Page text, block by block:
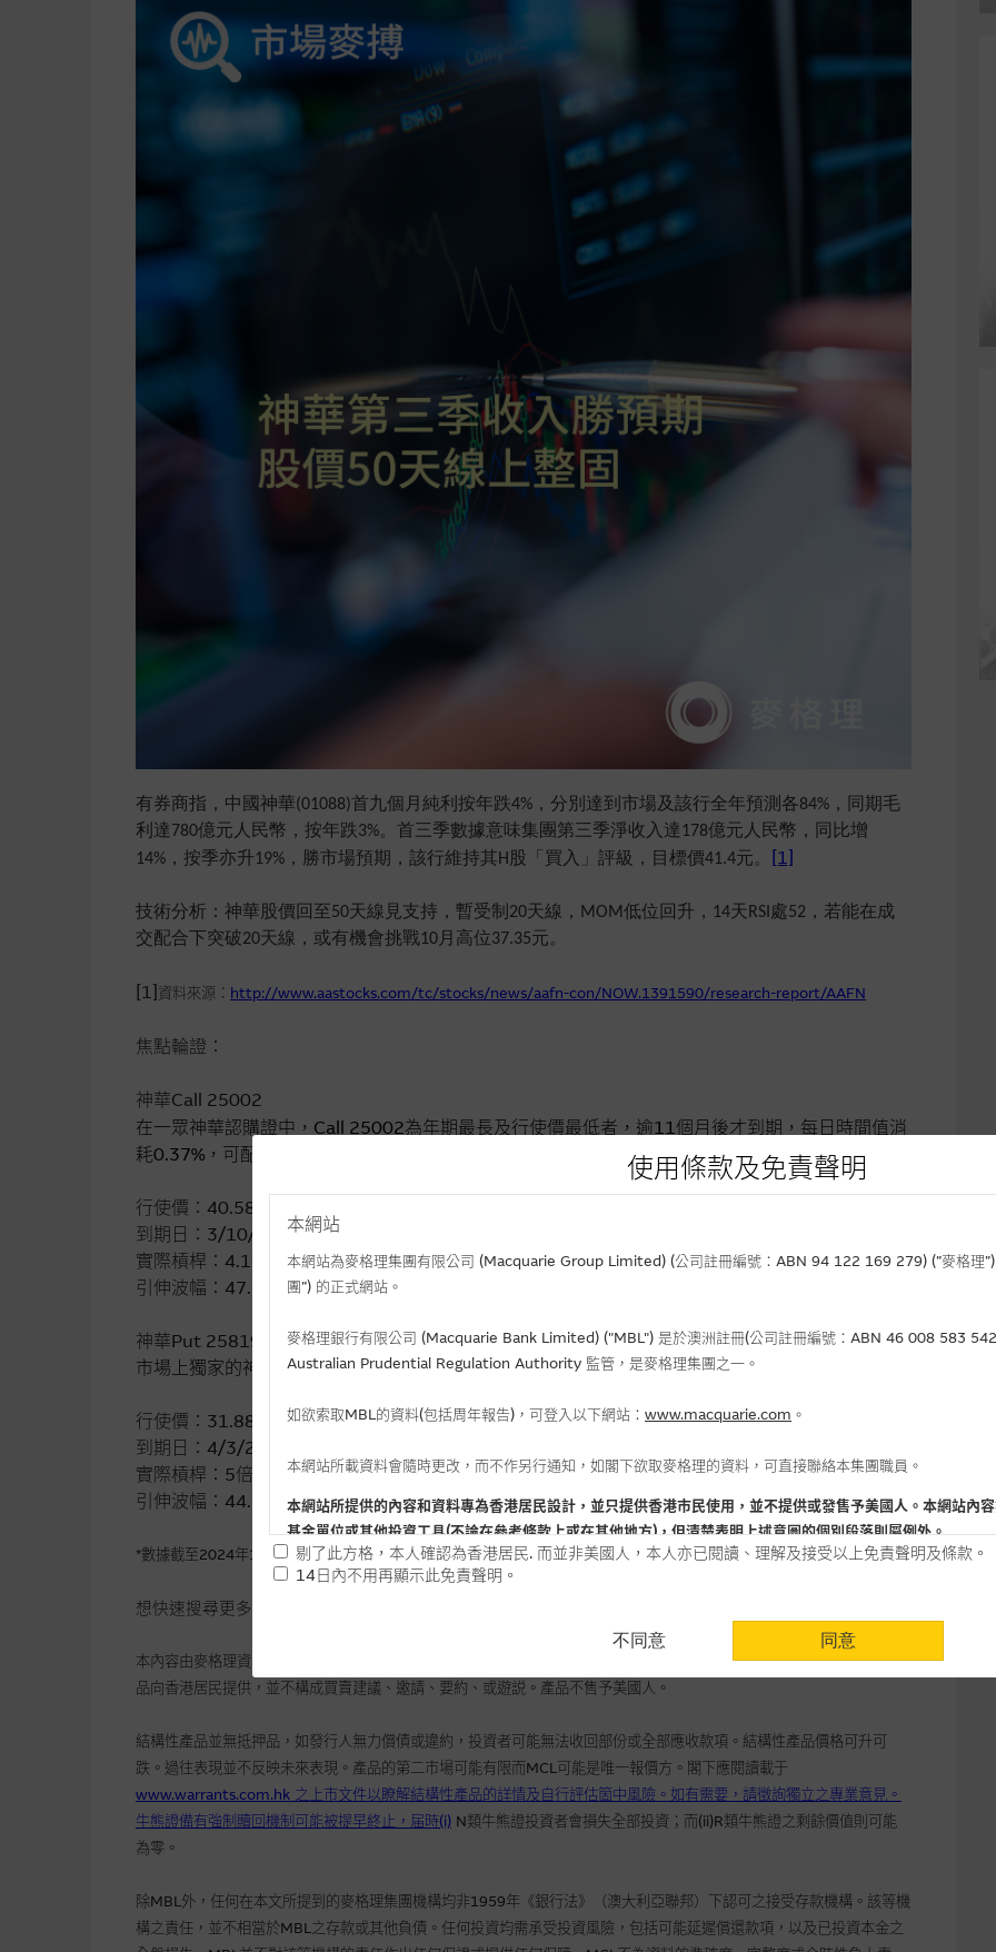
有券商指，中國神華(01088)首九個月純利按年跌4%，分別達到市場及該行全年預測各84%，同期毛
利達780億元人民幣，按年跌3%。首三季數據意味集團第三季淨收入達178億元人民幣，同比增
14%，按季亦升19%，勝市場預期，該行維持其H股「買入」評級，目標價41.4元。 [1]
技術分析：神華股價回至50天線見支持，暫受制20天線，MOM低位回升，14天RSI處52，若能在成
交配合下突破20天線，或有機會挑戰10月高位37.35元。
[1]資料來源： http://www.aastocks.com/tc/stocks/news/aafn-con/NOW.1391590/research-report/AAFN
焦點輪證：
神華Call 25002
在一眾神華認購證中， Call 25002為年期最長及行使價最低者，逾11個月後才到期，每日時間值消
耗0.37% ，可配合長期看好策略。
行使價： 40.58
到期日： 3/10/2025
實際槓桿： 4.1
引伸波幅： 47.6%
神華Put 25819
市場上獨家的神華認沽證，屬長期及價外之選，每日時間值消耗0.69%，適合看淡部署。
行使價： 31.88
到期日： 4/3/2025
實際槓桿： 5倍
引伸波幅： 44.5%
*數據截至2024年10 月29日，由麥格理網站提供。
想快速搜尋更多神華窩輪，即登入
本內容由麥格理資本股份有限公司 Macquarie Bank Limited (ABN 46 008 583 542) ("MBL")發行之結構性產
品向香港居民提供，並不構成買賣建議、邀請、要約、或遊説。產品不售予美國人。
結構性產品並無抵押品，如發行人無力償債或違約，投資者可能無法收回部份或全部應收款項。結構性產品價格可升可
跌。過往表現並不反映未來表現。產品的第二市場可能有限而MCL可能是唯一報價方。閣下應閱讀載于
www.warrants.com.hk 之上市文件以瞭解結構性產品的詳情及自行評估箇中風險。如有需要，請徵詢獨立之專業意見。
牛熊證備有強制贖回機制可能被提早終止，届時(i) N類牛熊證投資者會損失全部投資；而(ii)R類牛熊證之剩餘價值則可能
為零。
除MBL外，任何在本文所提到的麥格理集團機構均非1959年《銀行法》（澳大利亞聯邦）下認可之接受存款機構。該等機
構之責任，並不相當於MBL之存款或其他負債。任何投資均需承受投資風險，包括可能延遲償還款項，以及已投資本金之
使用條款及免責聲明
本網站
本網站為麥格理集團有限公司 (Macquarie Group Limited) (公司註冊編號：ABN 94 122 169 279) (”麥格理
團”) 的正式網站。
麥格理銀行有限公司 (Macquarie Bank Limited) ("MBL") 是於澳洲註冊(公司註冊編號：ABN 46 008 583
Australian Prudential Regulation Authority 監管，是麥格理集團之一。
如欲索取MBL的資料(包括周年報告)，可登入以下網站： www.macquarie.com 。
本網站所載資料會隨時更改，而不作另行通知，如閣下欲取麥格理的資料，可直接聯絡本集團職員。
本網站所提供的內容和資料專為香港居民設計，並只提供香港市民使用，並不提供或發售予美國人。本網站內
基金單位或其他投資工具(不論在參考條款上或在其他地方)，但清楚表明上述意圖的個別段落則屬例外。
網站內容來自我們在所示日期時認為可靠之來源，且均以真誠提供。惟麥格理集團並無核實所有網站內容，故
未必完整或準確。麥格理集團不會，亦沒有義務更新網站內容，或修正任何其後變為明顯失實之地方。網站內
予更改或刪除，而毋須作出通知。
任何指示價格報價、公開資料或分析是基於我們相信的假設及參數而預備的，不構成我們提出的意見。所用假
的，因此並不保證該類報價單、公開資料或分析為準確、完整或合理。我們不作陳述，亦不保證任何所示的指
績並不保證將來表現。網站內容來自我們在所示日期時認為可靠之來源，且均以真誠提供，然而，麥格理集團
何用途上均完整、可靠、準確、合時或適合，亦不為資料的準確程度、完整性及合時性負上責任，除非這是有
而成，但不包括麥格理集團職員所知的資料。產品的過去業績並不保證或預測將來表現。
在法律最大許可的情況下，麥格理集團及其任何相關公司或其董事、高層職員、僱員或代理人不作陳述，亦不
剔了此方格，本人確認為香港居民. 而並非美國人，本人亦已閱讀、理解及接受以上免責聲明及條款。
14日內不用再顯示此免責聲明。
不同意 同意